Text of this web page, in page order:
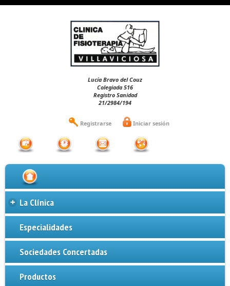
Lucía Bravo del Couz
Colegiada 516
Registro Sanidad
21/2984/194
Registrarse Iniciar sesión
+ La Clínica
Especialidades
Sociedades Concertadas
Productos